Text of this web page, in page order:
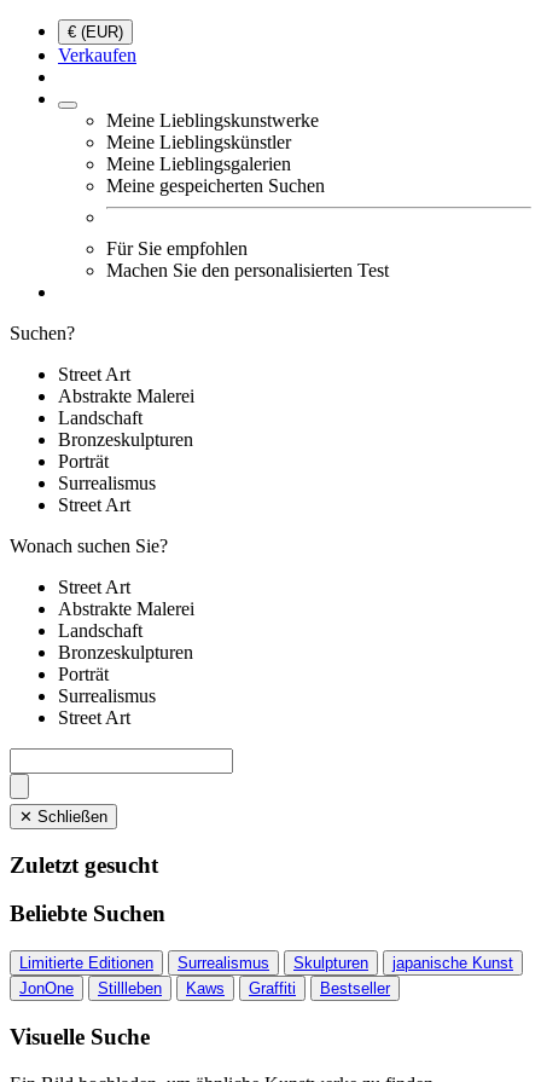
€ (EUR)
Verkaufen
Meine Lieblingskunstwerke
Meine Lieblingskünstler
Meine Lieblingsgalerien
Meine gespeicherten Suchen
Für Sie empfohlen
Machen Sie den personalisierten Test
Suchen?
Street Art
Abstrakte Malerei
Landschaft
Bronzeskulpturen
Porträt
Surrealismus
Street Art
Wonach suchen Sie?
Street Art
Abstrakte Malerei
Landschaft
Bronzeskulpturen
Porträt
Surrealismus
Street Art
✕ Schließen
Zuletzt gesucht
Beliebte Suchen
Limitierte Editionen Surrealismus Skulpturen
japanische Kunst
JonOne
Stillleben Kaws Graffiti Bestseller
Visuelle Suche